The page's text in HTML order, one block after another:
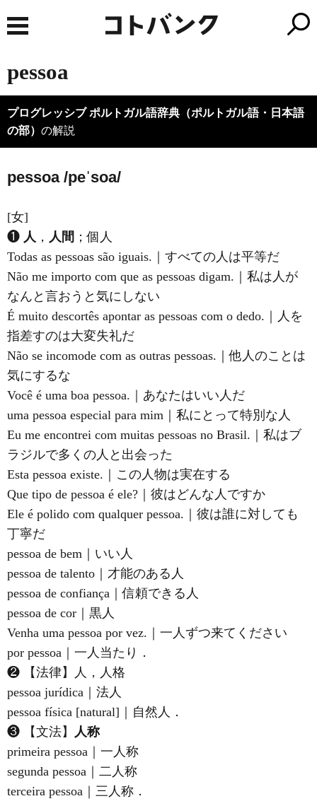
pessoa
プログレッシブ ポルトガル語辞典（ポルトガル語・日本語
の部） の解説
pessoa /peˈsoa/
[女]
❶ 人 ， 人間 ；個人
Todas as pessoas são iguais.｜すべての人は平等だ
Não me importo com que as pessoas digam.｜私は人が
なんと言おうと気にしない
É muito descortês apontar as pessoas com o dedo.｜人を
指差すのは大変失礼だ
Não se incomode com as outras pessoas.｜他人のことは
気にするな
Você é uma boa pessoa.｜あなたはいい人だ
uma pessoa especial para mim｜私にとって特別な人
Eu me encontrei com muitas pessoas no Brasil.｜私はブ
ラジルで多くの人と出会った
Esta pessoa existe.｜この人物は実在する
Que tipo de pessoa é ele?｜彼はどんな人ですか
Ele é polido com qualquer pessoa.｜彼は誰に対しても
丁寧だ
pessoa de bem｜いい人
pessoa de talento｜才能のある人
pessoa de confiança｜信頼できる人
pessoa de cor｜黒人
Venha uma pessoa por vez.｜一人ずつ来てください
por pessoa｜一人当たり．
❷ 【法律】人，人格
pessoa jurídica｜法人
pessoa física [natural]｜自然人．
❸ 【文法】 人称
primeira pessoa｜一人称
segunda pessoa｜二人称
terceira pessoa｜三人称．